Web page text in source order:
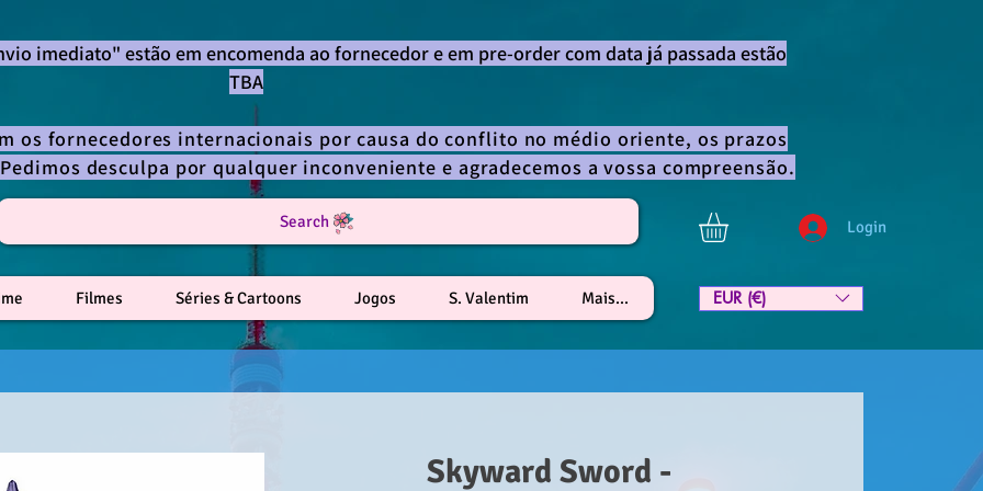
Login
imediato" estão em encomenda ao fornecedor e em pre-order com data já passada estão
TBA
os fornecedores internacionais por causa do conflito no médio oriente, os prazos
desculpa por qualquer inconveniente e agradecemos a vossa compreensão.
Search
Filmes Séries & Cartoons Jogos S. Valentim Mais... EUR (€)
Skyward Sword -